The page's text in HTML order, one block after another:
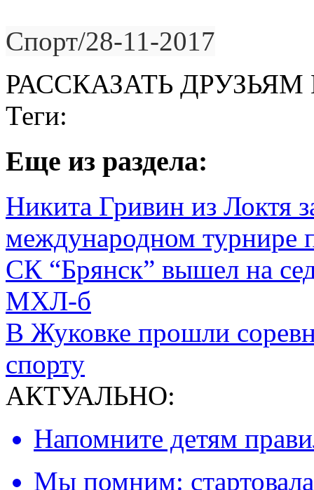
Спорт/28-11-2017
РАССКАЗАТЬ ДРУЗЬЯМ
Теги:
Eще из раздела:
Никита Гривин из Локтя
международном турнире
СК “Брянск” вышел на
МХЛ-б
В Жуковке прошли
спорту
АКТУАЛЬНО:
Напомните детям
Мы помним: